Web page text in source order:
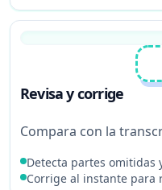
Revisa y corrige
Compara con la
Detecta partes omitidas
Corrige al instante para